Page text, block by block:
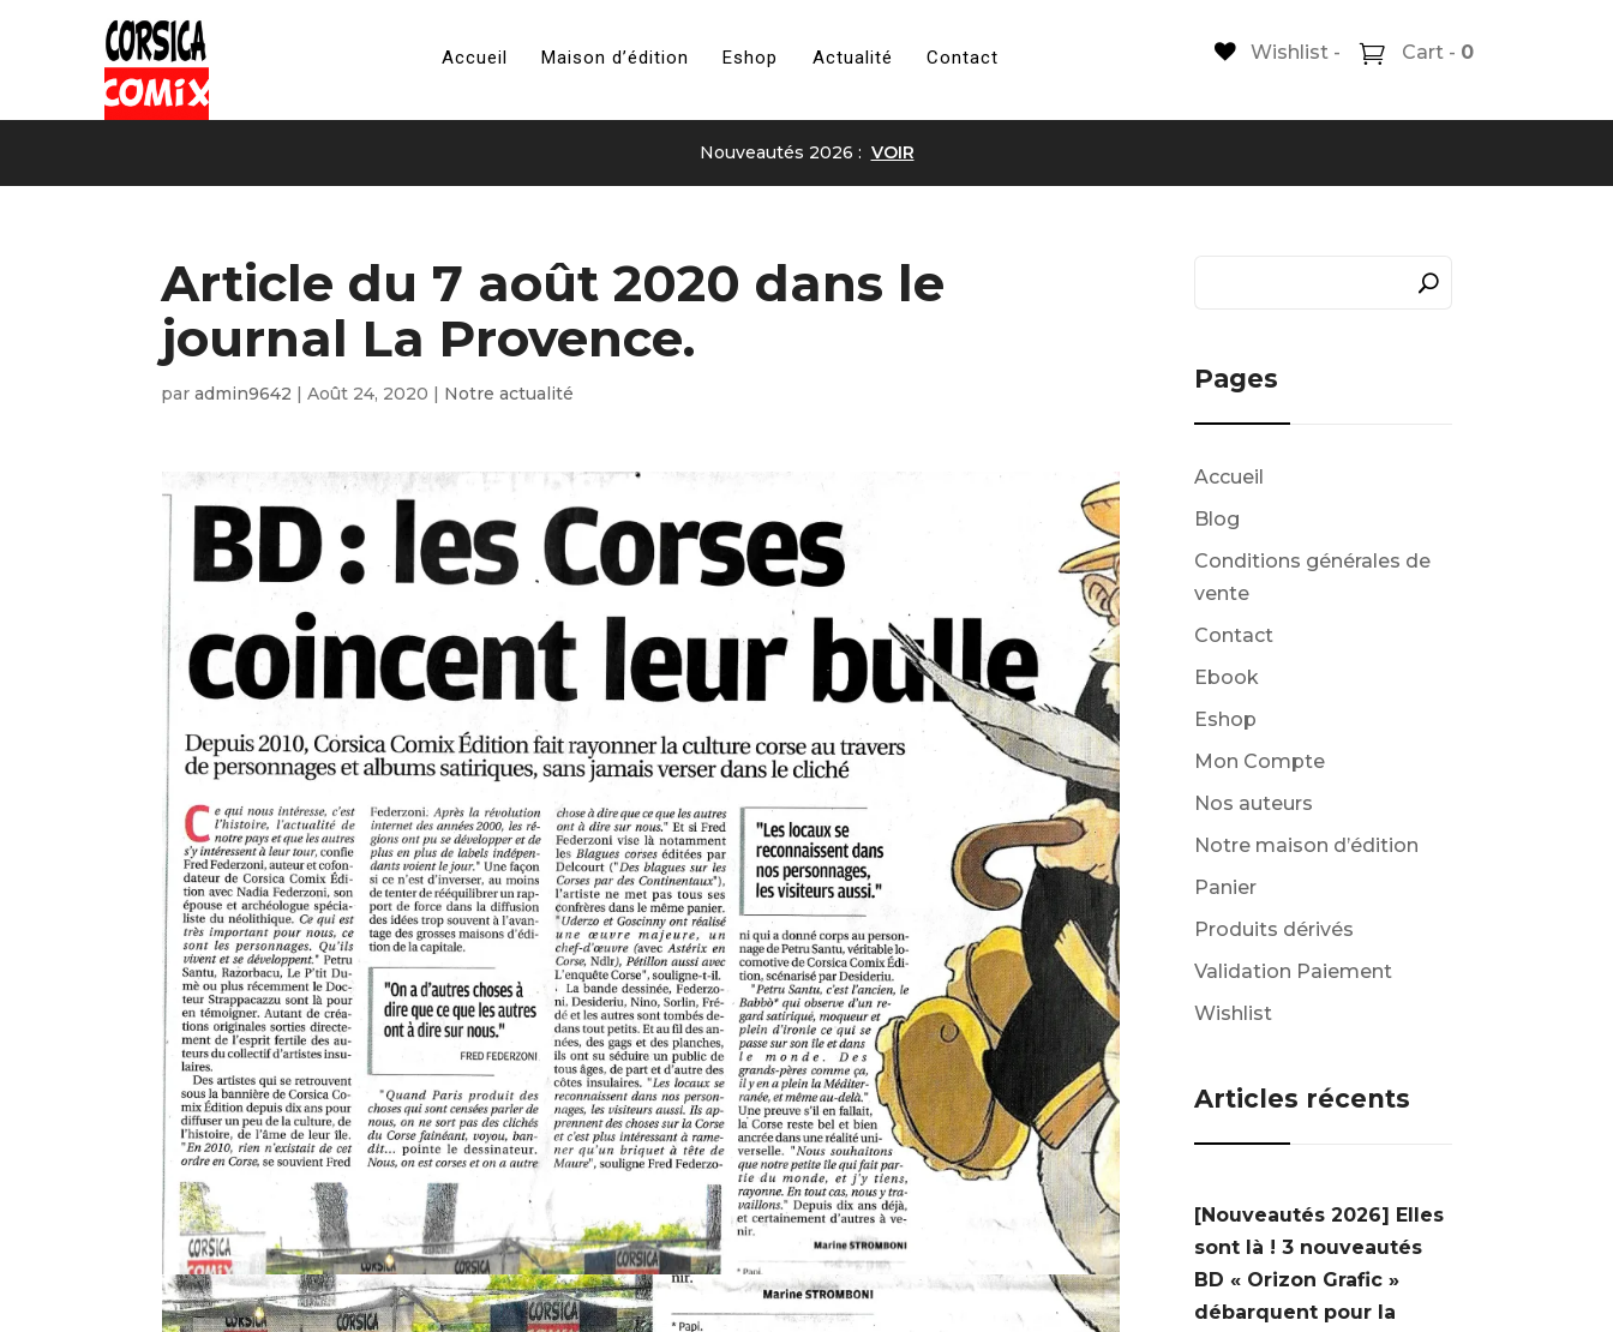
Accueil Maison d’édition Eshop Actualité Contact Wishlist - Cart - 0
Nouveautés 2026 : VOIR
Article du 7 août 2020 dans le
journal La Provence.
paradmin9642 |Août 24, 2020 | Notre actualité Pages
Accueil
Blog
Conditions générales de
vente
Contact
Ebook
Eshop
Mon Compte
Nos auteurs
Notre maison d’édition
Panier
Produits dérivés
Validation Paiement
Wishlist
Articles récents
[Nouveautés 2026] Elles
sont là ! 3 nouveautés
BD « Orizon Grafic »
débarquent pour la